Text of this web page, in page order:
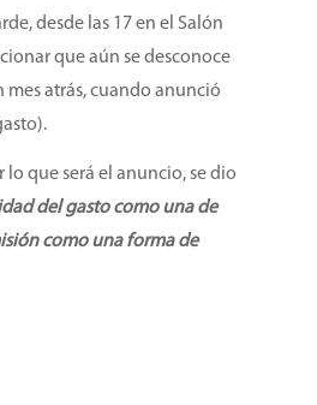
desde las 17 en el Salón
que aún se desconoce
atrás, cuando anunció
que será el anuncio, se dio
del gasto como una de
como una forma de